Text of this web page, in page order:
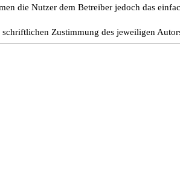
die Nutzer dem Betreiber jedoch das
Zustimmung des jeweiligen